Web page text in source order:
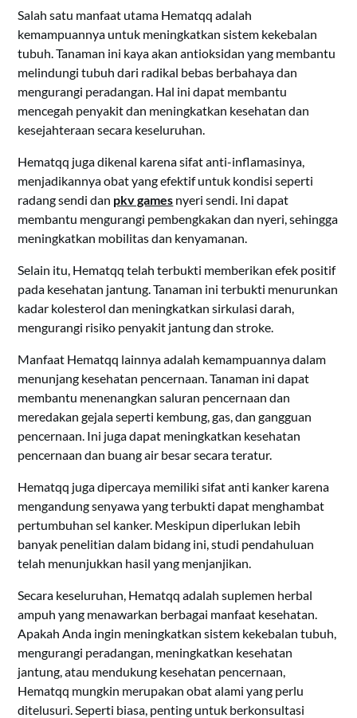
Salah satu manfaat utama Hematqq adalah
kemampuannya untuk meningkatkan sistem kekebalan
tubuh. Tanaman ini kaya akan antioksidan yang membantu
melindungi tubuh dari radikal bebas berbahaya dan
mengurangi peradangan. Hal ini dapat membantu
mencegah penyakit dan meningkatkan kesehatan dan
kesejahteraan secara keseluruhan.
Hematqq juga dikenal karena sifat anti-inflamasinya,
menjadikannya obat yang efektif untuk kondisi seperti
radang sendi dan pkv games nyeri sendi. Ini dapat
membantu mengurangi pembengkakan dan nyeri, sehingga
meningkatkan mobilitas dan kenyamanan.
Selain itu, Hematqq telah terbukti memberikan efek positif
pada kesehatan jantung. Tanaman ini terbukti menurunkan
kadar kolesterol dan meningkatkan sirkulasi darah,
mengurangi risiko penyakit jantung dan stroke.
Manfaat Hematqq lainnya adalah kemampuannya dalam
menunjang kesehatan pencernaan. Tanaman ini dapat
membantu menenangkan saluran pencernaan dan
meredakan gejala seperti kembung, gas, dan gangguan
pencernaan. Ini juga dapat meningkatkan kesehatan
pencernaan dan buang air besar secara teratur.
Hematqq juga dipercaya memiliki sifat anti kanker karena
mengandung senyawa yang terbukti dapat menghambat
pertumbuhan sel kanker. Meskipun diperlukan lebih
banyak penelitian dalam bidang ini, studi pendahuluan
telah menunjukkan hasil yang menjanjikan.
Secara keseluruhan, Hematqq adalah suplemen herbal
ampuh yang menawarkan berbagai manfaat kesehatan.
Apakah Anda ingin meningkatkan sistem kekebalan tubuh,
mengurangi peradangan, meningkatkan kesehatan
jantung, atau mendukung kesehatan pencernaan,
Hematqq mungkin merupakan obat alami yang perlu
ditelusuri. Seperti biasa, penting untuk berkonsultasi